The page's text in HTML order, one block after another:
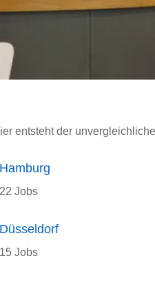
entsteht der
Hamburg
22 Jobs
Düsseldorf
15 Jobs